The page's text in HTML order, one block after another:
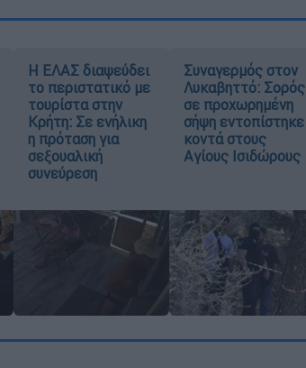
Η ΕΛΑΣ διαψεύδει
το περιστατικό με
τουρίστα στην
Κρήτη: Σε ενήλικη
η πρόταση για
σεξουαλική
συνεύρεση
Συναγερμός στον
Λυκαβηττό: Σορός
σε προχωρημένη
σήψη εντοπίστηκε
κοντά στους
Αγίους Ισιδώρους